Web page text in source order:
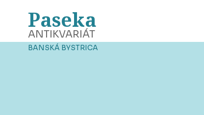
Paseka
ANTIKVARIÁT
BANSKÁ BYSTRICA